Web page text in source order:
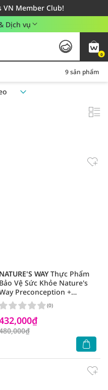
VN Member Club!
đơn hàng từ 249,000Đ
khu vực TP. Hồ Chí Minh
Dịch vụ
0
9 sản phẩm
NATURE'S WAYThực Phẩm
Bảo Vệ Sức Khỏe Nature's
Preconception +
Pregnancy + Breastfeeding
Plus 30 Viên
(0)